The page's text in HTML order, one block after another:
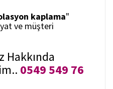
kaplama"
ve müşteri
Hakkında
0549 549 76